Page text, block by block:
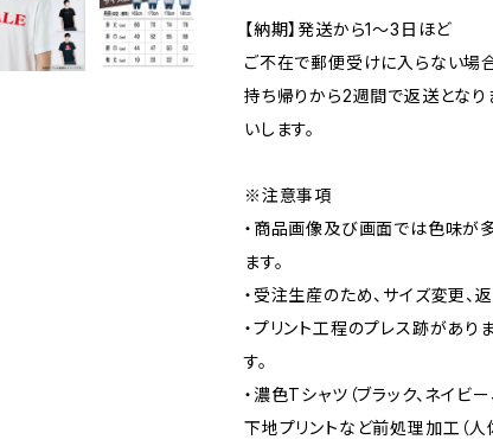
【納期】発送から1〜3日ほど
ご不在で郵便受けに入らない場
持ち帰りから2週間で返送となり
いします。
※注意事項
・商品画像及び画面では色味が
ます。
・受注生産のため、サイズ変更、
・プリント工程のプレス跡があり
す。
・濃色Tシャツ（ブラック、ネイビ
下地プリントなど前処理加工（